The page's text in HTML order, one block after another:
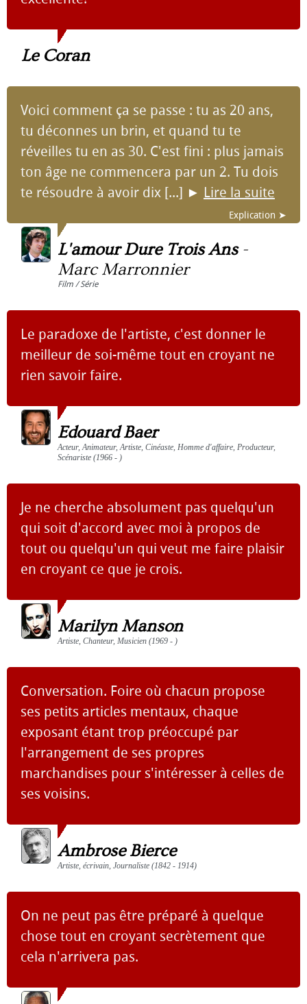
Le Coran
Voici comment ça se passe : tu as 20 ans,
tu déconnes un brin, et quand tu te
réveilles tu en as 30. C'est fini : plus jamais
ton âge ne commencera par un 2. Tu dois
te résoudre à avoir dix [...] ► Lire la suite
Explication ➤
L'amour Dure Trois Ans-
Marc Marronnier
Film / Série
Le paradoxe de l'artiste, c'est donner le
meilleur de soi-même tout en croyant ne
rien savoir faire.
Edouard Baer
Acteur, Animateur, Artiste, Cinéaste, Homme d'affaire, Producteur,
Scénariste (1966 - )
Je ne cherche absolument pas quelqu'un
qui soit d'accord avec moi à propos de
tout ou quelqu'un qui veut me faire plaisir
en croyant ce que je crois.
Marilyn Manson
Artiste, Chanteur, Musicien (1969 - )
Conversation. Foire où chacun propose
ses petits articles mentaux, chaque
exposant étant trop préoccupé par
l'arrangement de ses propres
marchandises pour s'intéresser à celles de
ses voisins.
Ambrose Bierce
Artiste, écrivain, Journaliste (1842 - 1914)
On ne peut pas être préparé à quelque
chose tout en croyant secrètement que
cela n'arrivera pas.